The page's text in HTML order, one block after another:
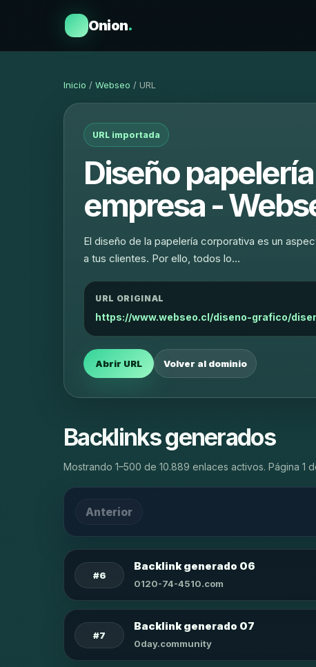
Onion.
Inicio / Webseo / URL
URL importada
Diseño
empresa -
El diseño de la papelería corporativa es un
a tus clientes. Por ello, todos lo…
URL ORIGINAL
https://www.webseo.cl/diseno-grafico/
Abrir URL Volver al dominio
Backlinks generados
Mostrando 1–500 de 10.889 enlaces activos. Página 1
Anterior
#6
Backlink generado 06
0120-74-4510.com
#7
Backlink generado 07
0day.community